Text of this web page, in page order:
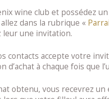
wine club et possédez
dans la rubrique «
leur une invitation.
contacts accepte votre
d’achat à chaque fois que
obtenu, vous recevrez